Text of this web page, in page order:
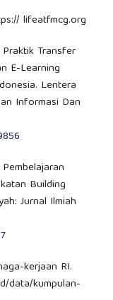
lifeatfmcg.org
Praktik Transfer
E-Learning
Lentera
Informasi Dan
Building
Jurnal Ilmiah
kerjaan RI.
data/kumpulan-